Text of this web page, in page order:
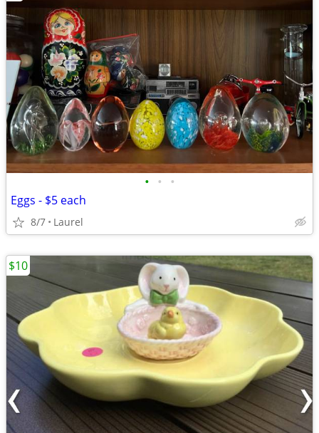
• • •
Eggs - $5 each
8/7 Laurel
$10